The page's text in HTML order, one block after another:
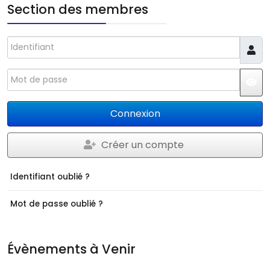
Section des membres
Identifiant
Mot de passe
Connexion
Créer un compte
Identifiant oublié ?
Mot de passe oublié ?
Évènements à Venir